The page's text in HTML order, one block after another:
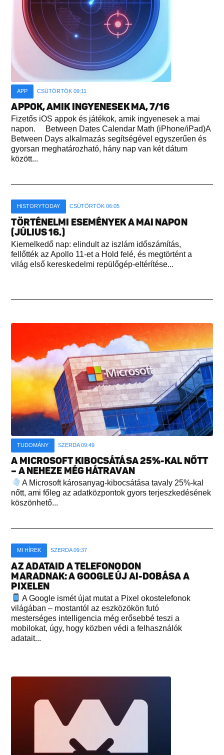
APP CSÜTÖRTÖK 09:11
APPOK, AMIK INGYENESEK MA, 7/16
Fizetős iOS appok és játékok, amik ingyenesek a mai
napon. Between Dates Calendar Math (iPhone/iPad)A
Between Days alkalmazás segítségével egyszerűen és
gyorsan meghatározható, hány nap van két dátum
között...
HISTORYTODAY CSÜTÖRTÖK 06:05
TÖRTÉNELMI ESEMÉNYEK A MAI NAPON
(JÚLIUS 16.)
Kiemelkedő nap: elindult az iszlám időszámítás,
fellőtték az Apollo 11-et a Hold felé, és megtörtént a
világ első kereskedelmi repülőgép-eltérítése...
TUDOMÁNY SZERDA 09:49
A MICROSOFT KIBOCSÁTÁSA 25%-KAL NŐTT
– A NEHEZE MÉG HÁTRAVAN
A Microsoft károsanyag-kibocsátása tavaly 25%-kal
nőtt, ami főleg az adatközpontok gyors terjeszkedésének
köszönhető...
MI HÍREK SZERDA 09:37
AZ ADATAID A TELEFONODON
MARADNAK: A GOOGLE ÚJ AI-DOBÁSA A
PIXELEN
A Google ismét újat mutat a Pixel okostelefonok
világában – mostantól az eszközökön futó
mesterséges intelligencia még erősebbé teszi a
mobilokat, úgy, hogy közben védi a felhasználók
adatait...